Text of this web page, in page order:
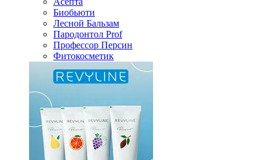
Биобьюти
Лесной Бальзам
Пародонтол Prof
Профессор Персин
Фитокосметик